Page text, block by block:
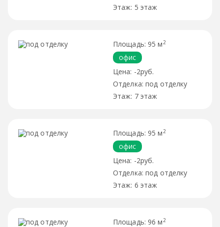
5 этаж
95 м 2
офис
-2руб.
под отделку
7 этаж
95 м 2
офис
-2руб.
под отделку
6 этаж
96 м 2